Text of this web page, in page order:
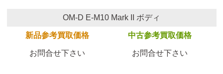
OM-D E-M10 Mark II ボディ
新品参考買取価格 中古参考買取価格
お問合せ下さい お問合せ下さい